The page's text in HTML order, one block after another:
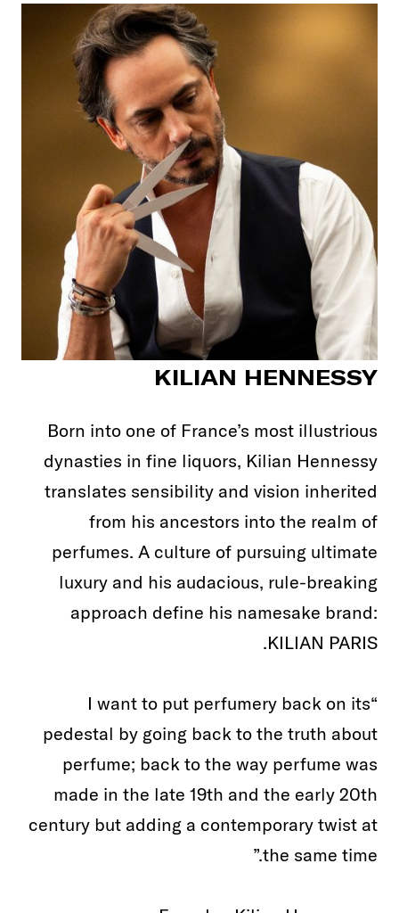
KILIAN HENNESSY
Born into one of France’s most illustrious
dynasties in fine liquors, Kilian Hennessy
translates sensibility and vision inherited
from his ancestors into the realm of
perfumes. A culture of pursuing ultimate
luxury and his audacious, rule-breaking
approach define his namesake brand:
KILIAN PARIS.
“I want to put perfumery back on its
pedestal by going back to the truth about
perfume; back to the way perfume was
made in the late 19th and the early 20th
century but adding a contemporary twist at
the same time.”